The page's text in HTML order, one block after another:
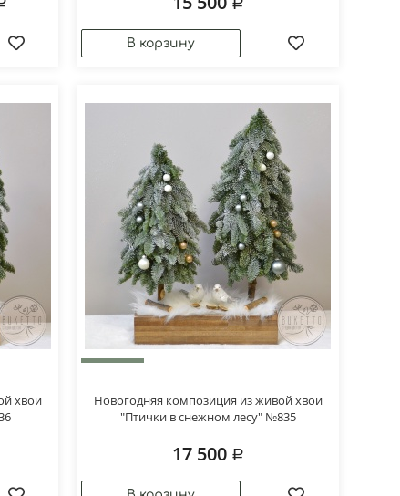
хвои
Новогодняя композиция из живой хвои
"Птички в снежном лесу" №835
17 500